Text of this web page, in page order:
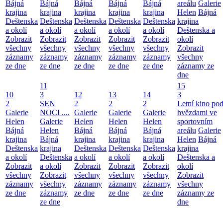
Bájná
krajina
Deštenska
a okolí
Zobrazit
všechny
záznamy
ze dne
Bájná
krajina
Deštenska
a okolí
Zobrazit
všechny
záznamy
ze dne
Bájná
krajina
Deštenska
a okolí
Zobrazit
všechny
záznamy
ze dne
Bájná
krajina
Deštenska
a okolí
Zobrazit
všechny
záznamy
ze dne
Bájná
krajina
Deštenska
a okolí
Zobrazit
všechny
záznamy
ze dne
areálu Galerie
Helen Bájná
krajina
Deštenska a
okolí
Zobrazit
všechny
záznamy ze
dne
10
2
Galerie
Helen
Bájná
krajina
Deštenska
a okolí
Zobrazit
všechny
záznamy
ze dne
11
3
SEN
NOCI ....
Galerie
Helen
Bájná
krajina
Deštenska
a okolí
Zobrazit
všechny
záznamy
ze dne
12
2
Galerie
Helen
Bájná
krajina
Deštenska
a okolí
Zobrazit
všechny
záznamy
ze dne
13
2
Galerie
Helen
Bájná
krajina
Deštenska
a okolí
Zobrazit
všechny
záznamy
ze dne
14
2
Galerie
Helen
Bájná
krajina
Deštenska
a okolí
Zobrazit
všechny
záznamy
ze dne
15
3
Letní kino pod
hvězdami ve
sportovním
areálu Galerie
Helen Bájná
krajina
Deštenska a
okolí
Zobrazit
všechny
záznamy ze
dne